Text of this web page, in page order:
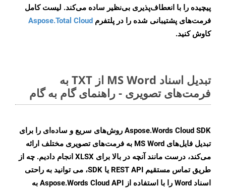
پیچیده را با انعطاف‌پذیری بی‌نظیر ساده می‌کند. لیست کامل
فرمت‌های پشتیبانی شده را در پلتفرم Aspose.Total Cloud
کاوش کنید.
تبدیل اسناد MS Word از TXT به
فرمت‌های تصویری - راهنمای گام به گام
Aspose.Words Cloud SDK روش‌های سریع و ساده‌ای را برای
تبدیل فایل‌های MS Word به فرمت‌های تصویری مختلف ارائه
می‌کند، درست مانند آنچه در بالا برای XLSX انجام دادیم. چه از
طریق تماس مستقیم REST API یا SDK، می توانید به راحتی
اسناد Word را با استفاده از Aspose.Words Cloud API به